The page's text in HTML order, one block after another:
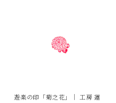
遊楽の印「菊之花」｜ 工房 蓮